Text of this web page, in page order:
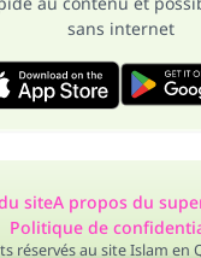
sans internet
siteA propos du
Politique de
réservés au site Islam en